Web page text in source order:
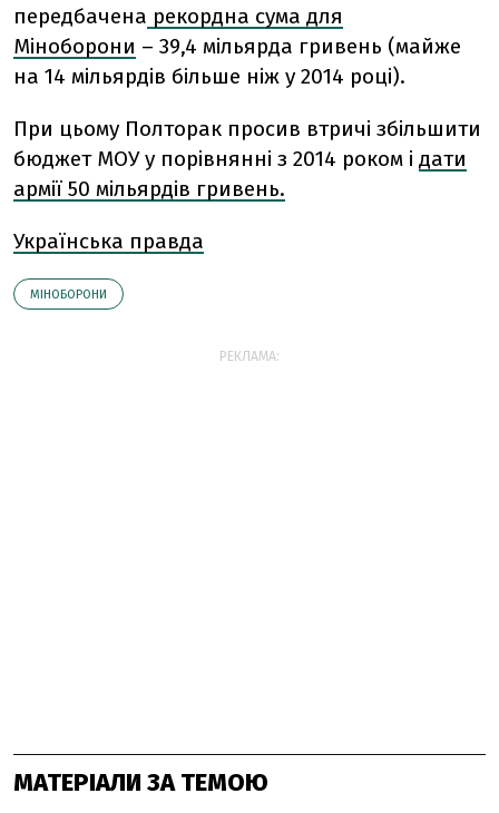
передбачена рекордна сума для
Міноборони – 39,4 мільярда гривень (майже
на 14 мільярдів більше ніж у 2014 році).
При цьому Полторак просив втричі збільшити
бюджет МОУ у порівнянні з 2014 роком і дати
армії 50 мільярдів гривень.
Українська правда
МІНОБОРОНИ
РЕКЛАМА:
МАТЕРІАЛИ ЗА ТЕМОЮ